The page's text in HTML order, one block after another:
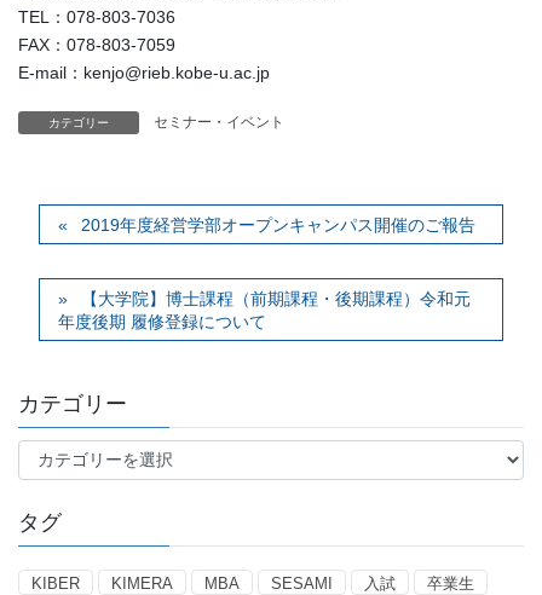
TEL：078-803-7036
FAX：078-803-7059
E-mail：kenjo@rieb.kobe-u.ac.jp
カテゴリー セミナー・イベント
2019年度経営学部オープンキャンパス開催のご報告
【大学院】博士課程（前期課程・後期課程）令和元
年度後期 履修登録について
カテゴリー
テ
リ
ー
タグ
KIBER KIMERA MBA SESAMI 入試 卒業生